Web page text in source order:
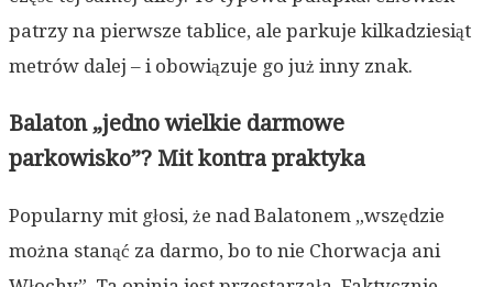
patrzy na pierwsze tablice, ale parkuje kilkadziesiąt
metrów dalej – i obowiązuje go już inny znak.
Balaton „jedno wielkie darmowe
parkowisko”? Mit kontra praktyka
Popularny mit głosi, że nad Balatonem „wszędzie
można stanąć za darmo, bo to nie Chorwacja ani